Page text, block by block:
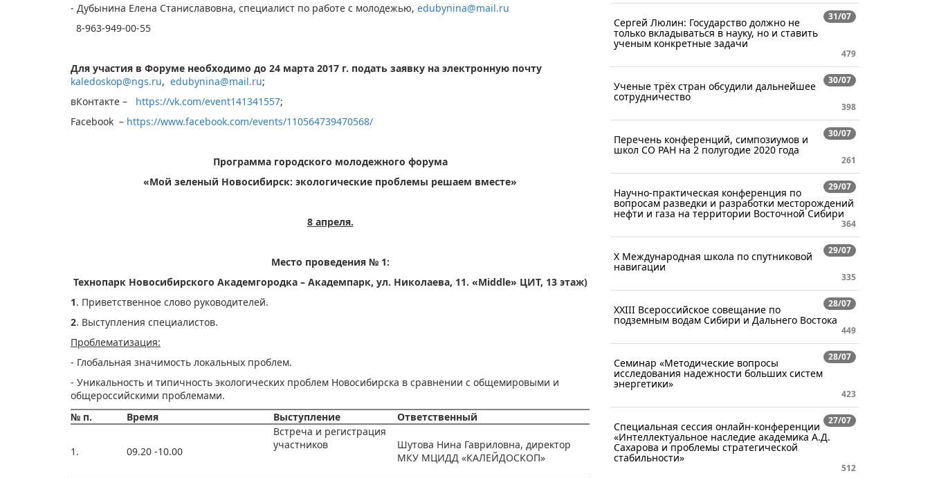
- Дубынина Елена Станиславовна, специалист по работе с молодежью, edubynina@mail.ru
8-963-949-00-55
Для участия в Форуме необходимо до 24 марта 2017 г. подать заявку на электронную почту
kaledoskop@ngs.ru, edubynina@mail.ru;
вКонтакте – https://vk.com/event141341557;
Facebook – https://www.facebook.com/events/110564739470568/
Программа городского молодежного форума
«Мой зеленый Новосибирск: экологические проблемы решаем вместе»
8 апреля.
Место проведения № 1:
Технопарк Новосибирского Академгородка – Академпарк, ул. Николаева, 11. «Middle» ЦИТ, 13 этаж)
1. Приветственное слово руководителей.
2. Выступления специалистов.
Проблематизация:
- Глобальная значимость локальных проблем.
- Уникальность и типичность экологических проблем Новосибирска в сравнении с общемировыми и
общероссийскими проблемами.
№ п.
Время Выступление Ответственный
1. 09.20 -10.00
Встреча и регистрация
участников
Шутова Нина Гавриловна, директор
МКУ МЦИДД «КАЛЕЙДОСКОП»
31/07
Сергей Люлин: Государство должно не
только вкладываться в науку, но и ставить
ученым конкретные задачи
479
30/07
Ученые трёх стран обсудили дальнейшее
сотрудничество
398
30/07
Перечень конференций, симпозиумов и
школ СО РАН на 2 полугодие 2020 года
261
29/07
Научно-практическая конференция по
вопросам разведки и разработки месторождений
нефти и газа на территории Восточной Сибири
364
29/07
X Международная школа по спутниковой
навигации
335
28/07
XXIII Всероссийское совещание по
подземным водам Сибири и Дальнего Востока
449
28/07
Семинар «Методические вопросы
исследования надежности больших систем
энергетики»
423
27/07
Специальная сессия онлайн-конференции
«Интеллектуальное наследие академика А.Д.
Сахарова и проблемы стратегической
стабильности»
512